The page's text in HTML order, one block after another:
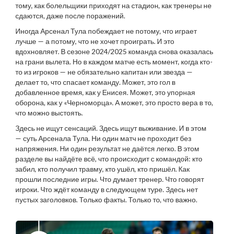
тому, как болельщики приходят на стадион, как тренеры не
сдаются, даже после поражений.
Иногда Арсенал Тула побеждает не потому, что играет
лучше — а потому, что не хочет проиграть. И это
вдохновляет. В сезоне 2024/2025 команда снова оказалась
на грани вылета. Но в каждом матче есть момент, когда кто-
то из игроков — не обязательно капитан или звезда —
делает то, что спасает команду. Может, это гол в
добавленное время, как у Енисея. Может, это упорная
оборона, как у «Черноморца». А может, это просто вера в то,
что можно выстоять.
Здесь не ищут сенсаций. Здесь ищут выживание. И в этом
— суть Арсенала Тула. Ни один матч не проходит без
напряжения. Ни один результат не даётся легко. В этом
разделе вы найдёте всё, что происходит с командой: кто
забил, кто получил травму, кто ушёл, кто пришёл. Как
прошли последние игры. Что думает тренер. Что говорят
игроки. Что ждёт команду в следующем туре. Здесь нет
пустых заголовков. Только факты. Только то, что важно.